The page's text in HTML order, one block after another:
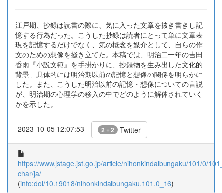
江戸期、抄録は読書の際に、気に入った文章を抜き書きし記
憶する行為だった。こうした抄録は読者にとって単に文章表
現を記憶するだけでなく、気の概念を媒介として、自らの作
文のための想像を掻き立てた。本稿では、明治二一年の吉田
香雨『小説文範』を手掛かりに、抄録物を生み出した文化的
背景、具体的には明治期以前の記憶と想像の関係を明らかに
した。また、こうした明治以前の記憶・想像についての言説
が、明治期の心理学の移入の中でどのように解体されていく
かを示した。
2023-10-05 12:07:53 2 + 2 Twitter
https://www.jstage.jst.go.jp/article/nihonkindaibungaku/101/0/
char/ja/
(info:doi/10.19018/nihonkindaibungaku.101.0_16)